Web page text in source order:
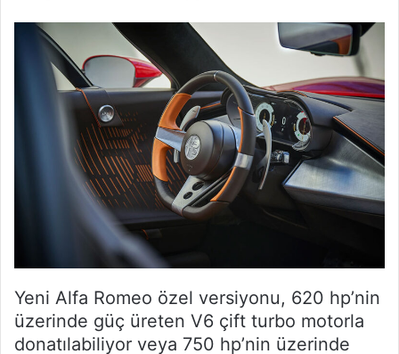
Yeni Alfa Romeo özel versiyonu, 620 hp’nin
üzerinde güç üreten V6 çift turbo motorla
donatılabiliyor veya 750 hp’nin üzerinde